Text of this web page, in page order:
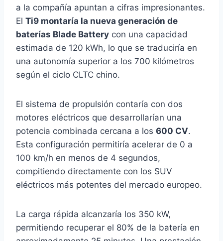
a la compañía apuntan a cifras impresionantes.
El Ti9 montaría la nueva generación de
baterías Blade Battery con una capacidad
estimada de 120 kWh, lo que se traduciría en
una autonomía superior a los 700 kilómetros
según el ciclo CLTC chino.
El sistema de propulsión contaría con dos
motores eléctricos que desarrollarían una
potencia combinada cercana a los 600 CV.
Esta configuración permitiría acelerar de 0 a
100 km/h en menos de 4 segundos,
compitiendo directamente con los SUV
eléctricos más potentes del mercado europeo.
La carga rápida alcanzaría los 350 kW,
permitiendo recuperar el 80% de la batería en